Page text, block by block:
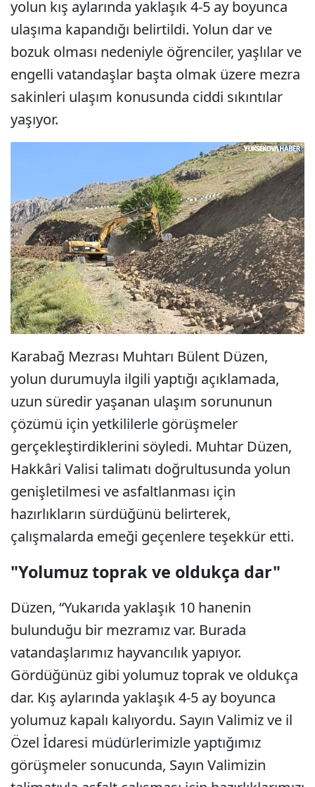
yolun kış aylarında yaklaşık 4-5 ay boyunca
ulaşıma kapandığı belirtildi. Yolun dar ve
bozuk olması nedeniyle öğrenciler, yaşlılar ve
engelli vatandaşlar başta olmak üzere mezra
sakinleri ulaşım konusunda ciddi sıkıntılar
yaşıyor.
Karabağ Mezrası Muhtarı Bülent Düzen,
yolun durumuyla ilgili yaptığı açıklamada,
uzun süredir yaşanan ulaşım sorununun
çözümü için yetkililerle görüşmeler
gerçekleştirdiklerini söyledi. Muhtar Düzen,
Hakkâri Valisi talimatı doğrultusunda yolun
genişletilmesi ve asfaltlanması için
hazırlıkların sürdüğünü belirterek,
çalışmalarda emeği geçenlere teşekkür etti.
"Yolumuz toprak ve oldukça dar"
Düzen, “Yukarıda yaklaşık 10 hanenin
bulunduğu bir mezramız var. Burada
vatandaşlarımız hayvancılık yapıyor.
Gördüğünüz gibi yolumuz toprak ve oldukça
dar. Kış aylarında yaklaşık 4-5 ay boyunca
yolumuz kapalı kalıyordu. Sayın Valimiz ve il
Özel İdaresi müdürlerimizle yaptığımız
görüşmeler sonucunda, Sayın Valimizin